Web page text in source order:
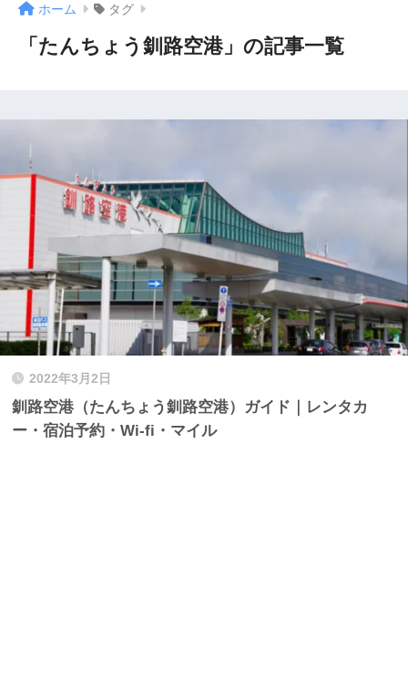
ホーム タグ
「たんちょう釧路空港」の記事一覧
2022年3月2日
釧路空港（たんちょう釧路空港）ガイド｜レンタカ
ー・宿泊予約・Wi-fi・マイル